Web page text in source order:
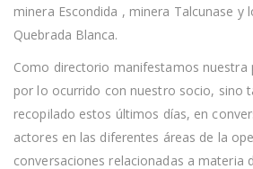
minera Escondida , minera Talcunase y
Quebrada Blanca.
Como directorio manifestamos nuestra
por lo ocurrido con nuestro socio, sino
recopilado estos últimos días, en
actores en las diferentes áreas de la
conversaciones relacionadas a materia